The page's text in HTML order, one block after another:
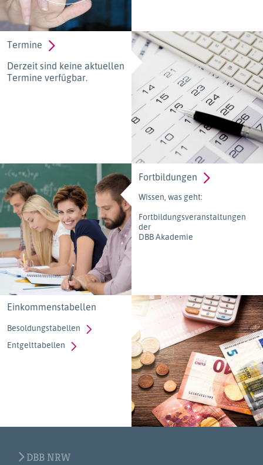
Termine
Derzeit sind keine aktuellen
Termine verfügbar.
Fortbildungen
Wissen, was geht:
Fortbildungsveranstaltungen
der
DBB Akademie
Einkommenstabellen
Besoldungstabellen
Entgelttabellen
DBB NRW